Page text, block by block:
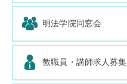
明法学院同窓会
教職員・講師求人募集